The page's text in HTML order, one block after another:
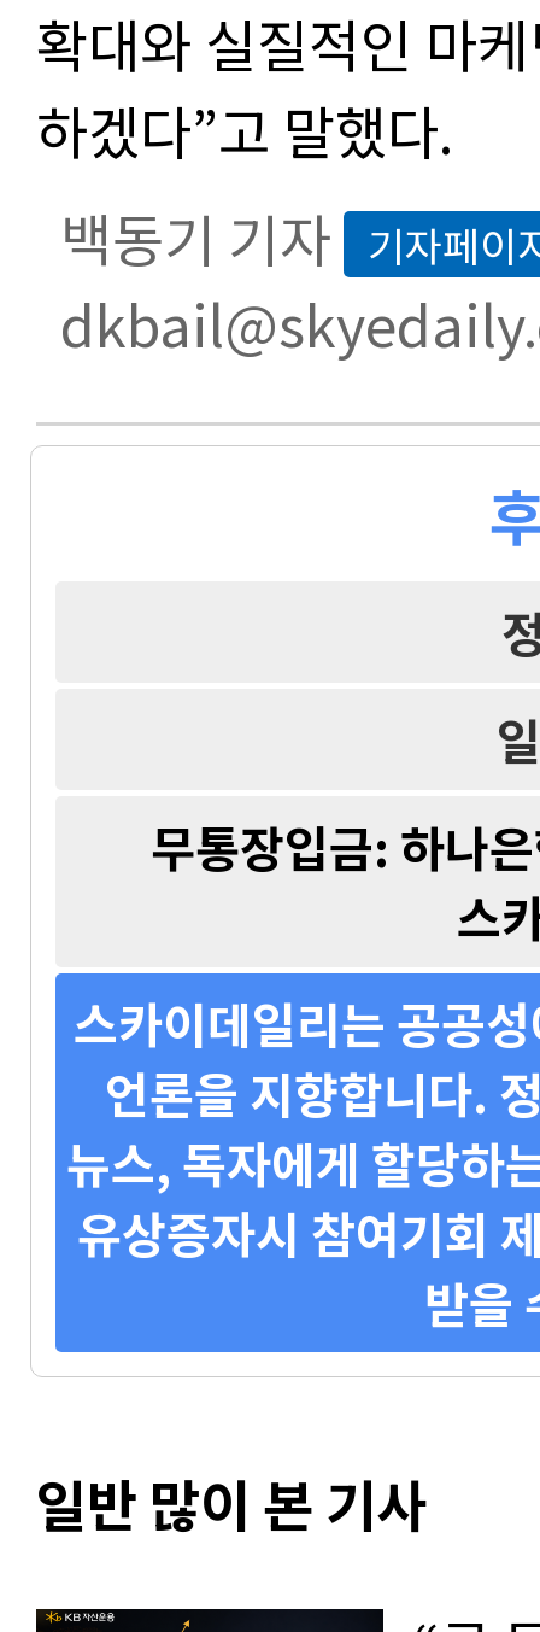
확대와 실질적인 마
하겠다”고 말했다.
백동기 기자 기자페이
무통장입금: 하나
스
스카이데일리는 공공
언론을 지향합니다.
뉴스, 독자에게 할당하
유상증자시 참여기회
받을
일반 많이 본 기사